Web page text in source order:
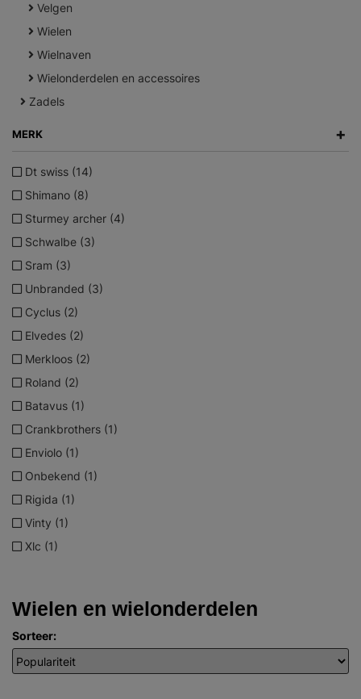
Velgen
Wielen
Wielnaven
Wielonderdelen en accessoires
Zadels
MERK +
Dt swiss (14)
Shimano (8)
Sturmey archer (4)
Schwalbe (3)
Sram (3)
Unbranded (3)
Cyclus (2)
Elvedes (2)
Merkloos (2)
Roland (2)
Batavus (1)
Crankbrothers (1)
Enviolo (1)
Onbekend (1)
Rigida (1)
Vinty (1)
Xlc (1)
Wielen en wielonderdelen
Sorteer: